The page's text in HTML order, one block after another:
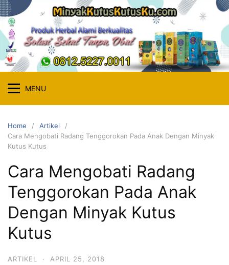
Skip
to
content
MENU
Home
Artikel
Cara Mengobati Radang Tenggorokan Pada Anak Dengan Minyak
Kutus Kutus
Cara Mengobati Radang
Tenggorokan Pada Anak
Dengan Minyak Kutus
Kutus
ARTIKEL · APRIL 25, 2018